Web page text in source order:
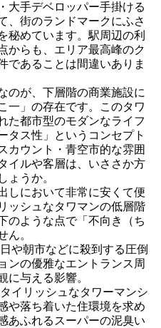
大手デベロッパー手掛ける
、街のランドマークにふさ
秘めています。駅周辺の利
からも、エリア最高峰のク
であることは間違いありま
のが、下層階の商業施設に
一」の存在です。このタワ
た都市型のモダンなライフ
タス性」というコンセプト
カウント・青空市的な雰囲
イルや客層は、いささか方
ょうか。
しにおいて非常に安くて便
ッシュなタワマンの低層階
のような点で「不向き（ち
ん。
や朝市などに殺到する圧倒
ンの優雅なエントランス周
に与える影響。
イリッシュなタワーマンシ
や落ち着いた住環境を求め
あふれるスーパーの泥臭い